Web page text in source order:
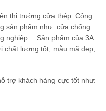
thị trường cửa thép. Công
sản phẩm như: cửa chống
nghiệp… Sản phẩm của 3A
chất lượng tốt, mẫu mã đẹp,
trợ khách hàng cực tốt như: